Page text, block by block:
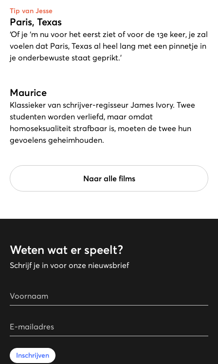
Tip van Jesse
Paris, Texas
‘Of je ‘m nu voor het eerst ziet of voor de 13e keer, je zal
voelen dat Paris, Texas al heel lang met een pinnetje in
je onderbewuste staat geprikt.’
Maurice
Klassieker van schrijver-regisseur James Ivory. Twee
studenten worden verliefd, maar omdat
homoseksualiteit strafbaar is, moeten de twee hun
gevoelens geheimhouden.
Naar alle films
Weten wat er speelt?
Schrijf je in voor onze nieuwsbrief
Voornaam
E-mailadres
Inschrijven